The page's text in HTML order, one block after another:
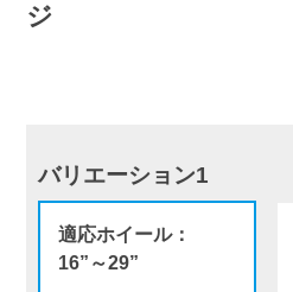
ジ
バリエーション1
適応ホイール：
16”～29”